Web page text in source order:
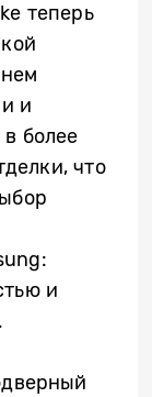
теперь
и
более
что
и